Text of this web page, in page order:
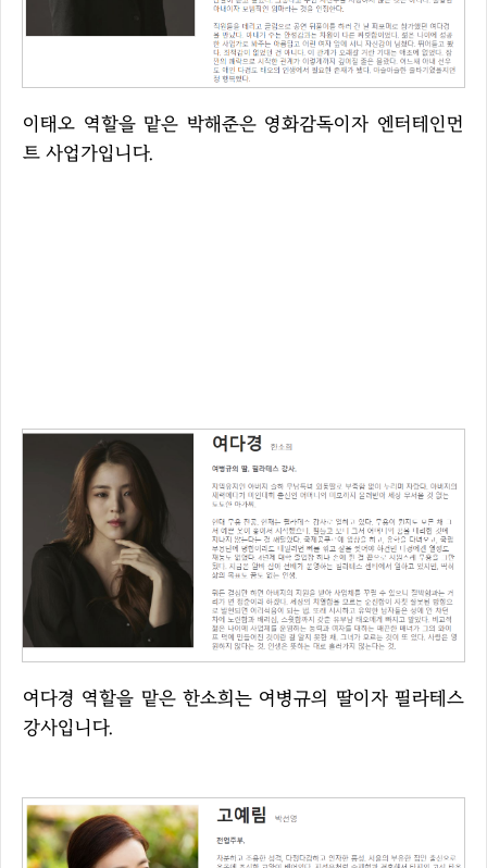
이태오 역할을 맡은 박해준은 영화감독이자 엔터테인먼
트 사업가입니다.
여다경 역할을 맡은 한소희는 여병규의 딸이자 필라테스
강사입니다.